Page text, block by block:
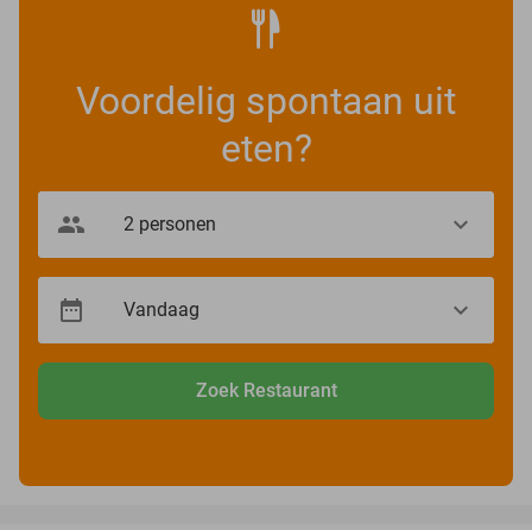
Voordelig spontaan uit
eten?
Zoek Restaurant